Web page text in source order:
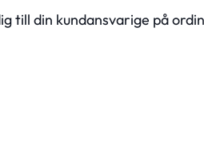
till din kundansvarige på